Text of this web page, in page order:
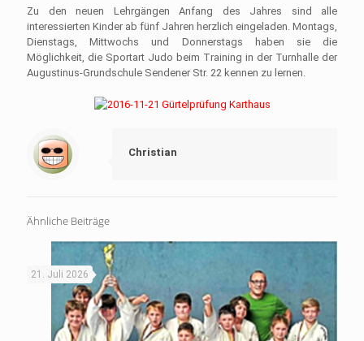
Zu den neuen Lehrgängen Anfang des Jahres sind alle
interessierten Kinder ab fünf Jahren herzlich eingeladen. Montags,
Dienstags, Mittwochs und Donnerstags haben sie die
Möglichkeit, die Sportart Judo beim Training in der Turnhalle der
Augustinus-Grundschule Sendener Str. 22 kennen zu lernen.
Christian
Ähnliche Beiträge
21. Juli 2026